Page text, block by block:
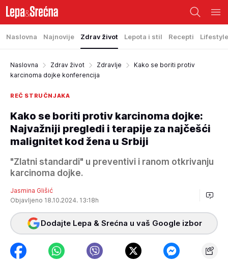
Naslovna Najnovije Zdrav život Lepota i stil Recepti Lifestyle
Naslovna Zdrav život Zdravlje
Kako se boriti protiv
karcinoma dojke konferencija
REČ STRUČNJAKA
Kako se boriti protiv karcinoma dojke:
Najvažniji pregledi i terapije za najčešći
malignitet kod žena u Srbiji
"Zlatni standardi" u preventivi i ranom otkrivanju
karcinoma dojke.
Jasmina Glišić
Objavljeno 18.10.2024. 13:18h
Dodajte Lepa & Srećna u vaš Google izbor